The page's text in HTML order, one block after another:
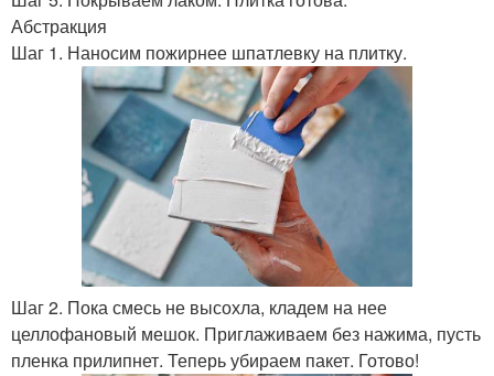
Абстракция
Шаг 1. Наносим пожирнее шпатлевку на плитку.
Шаг 2. Пока смесь не высохла, кладем на нее
целлофановый мешок. Приглаживаем без нажима, пусть
пленка прилипнет. Теперь убираем пакет. Готово!